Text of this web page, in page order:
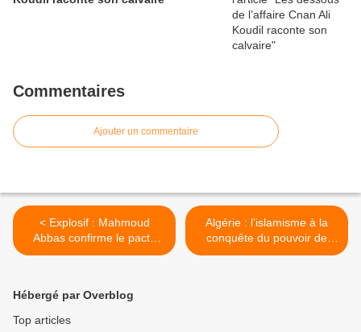
Commentaires
Ajouter un commentaire
< Explosif : Mahmoud
Abbas confirme le pacte
entre Morsi, Obama et
Algérie : l’islamisme à la
conquête du pouvoir de
1962 à 1992 >
Hébergé par Overblog
Top articles